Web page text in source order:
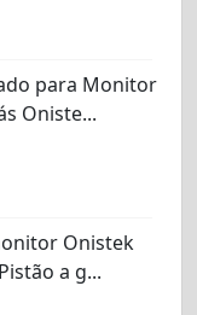
para Monitor
Oniste...
Onistek
a g...